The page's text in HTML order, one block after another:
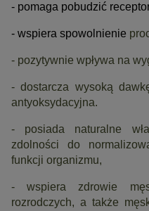
- pomaga pobudzić
- wspiera spowolnienie
- pozytywnie wpływa na
- dostarcza wysoką
antyoksydacyjna.
- posiada naturalne
zdolności do
funkcji organizmu,
- wspiera zdrowie
rozrodczych, a także